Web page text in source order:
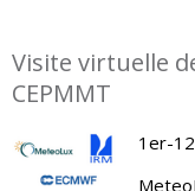
Visite virtuelle
CEPMMT
1er-